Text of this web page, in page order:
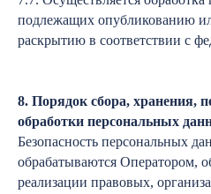
подлежащих опубликованию
раскрытию в соответствии с
8. Порядок сбора, хранения,
обработки персональных
Безопасность персональных
обрабатываются Оператором,
реализации правовых,